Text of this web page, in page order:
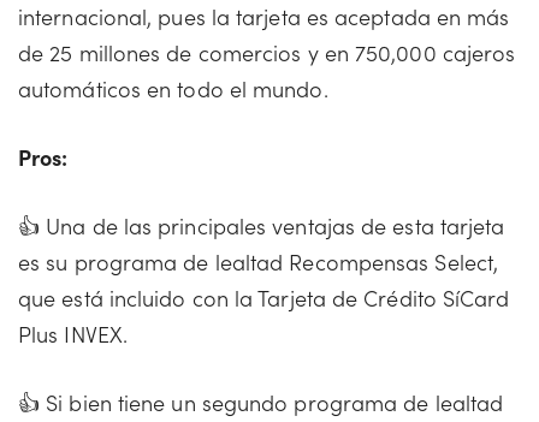
internacional, pues la tarjeta es aceptada en más
de 25 millones de comercios y en 750,000 cajeros
automáticos en todo el mundo.
Pros:
👍 Una de las principales ventajas de esta tarjeta
es su programa de lealtad Recompensas Select,
que está incluido con la Tarjeta de Crédito SíCard
Plus INVEX.
👍 Si bien tiene un segundo programa de lealtad